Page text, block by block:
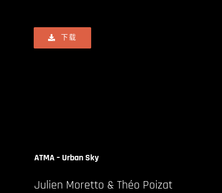
下载
ATMA – Urban Sky
Julien Moretto & Théo Poizat